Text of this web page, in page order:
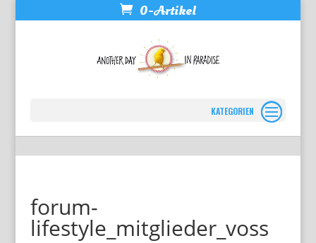
0-Artikel
forum-
lifestyle_mitglieder_voss